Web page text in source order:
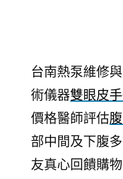
台南熱泵維修
術儀器雙眼皮
價格醫師評估
部中間及下腹
友真心回饋購